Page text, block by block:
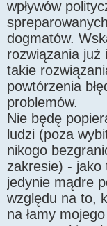
wpływów
dogmatów.
rozwiązania już
takie
powtórzenia
problemów.
Nie będę
ludzi (poza
nikogo
zakresie) - jako
jedynie mądre
względu na to,
na łamy